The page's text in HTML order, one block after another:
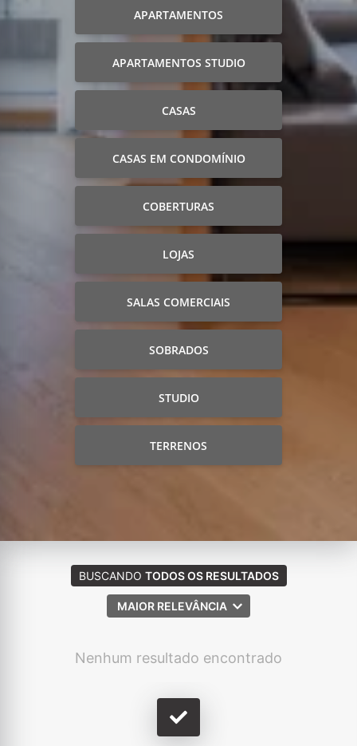
APARTAMENTOS
APARTAMENTOS STUDIO
CASAS
CASAS EM CONDOMÍNIO
COBERTURAS
LOJAS
SALAS COMERCIAIS
SOBRADOS
STUDIO
TERRENOS
BUSCANDO TODOS OS RESULTADOS
MAIOR RELEVÂNCIA
Nenhum resultado encontrado